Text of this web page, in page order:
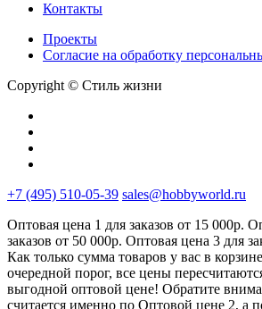
Контакты
Проекты
Cогласие на обработку
Copyright © Стиль жизни
+7 (495) 510-05-39 sales@hobbyworld.ru
Оптовая цена 1 для заказов от 15 000р.
заказов от 50 000р. Оптовая цена 3 для
Как только сумма товаров у вас в
очередной порог, все цены
выгодной оптовой цене! Обратите
считается именно по Оптовой цене 2, а